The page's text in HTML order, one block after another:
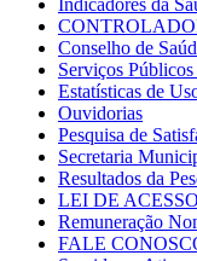
Conselho de
Serviços
Estatísticas de
Ouvidorias
Pesquisa de
Secretaria
Resultados da
LEI DE
Remuneração
FALE